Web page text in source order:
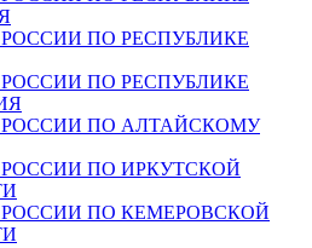
ПО РЕСПУБЛИКЕ
ПО РЕСПУБЛИКЕ
РОССИИ ПО АЛТАЙСКОМУ
ПО ИРКУТСКОЙ
ПО КЕМЕРОВСКОЙ